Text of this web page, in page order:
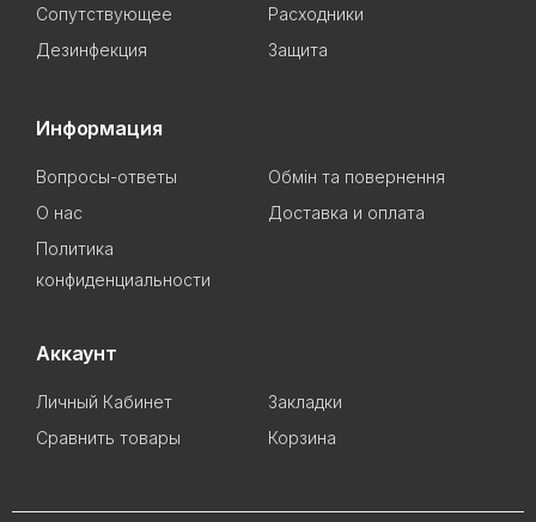
Сопутствующее
Расходники
Дезинфекция
Защита
Информация
Вопросы-ответы
Обмін та повернення
О нас
Доставка и оплата
Политика
конфиденциальности
Аккаунт
Личный Кабинет
Закладки
Сравнить товары
Корзина